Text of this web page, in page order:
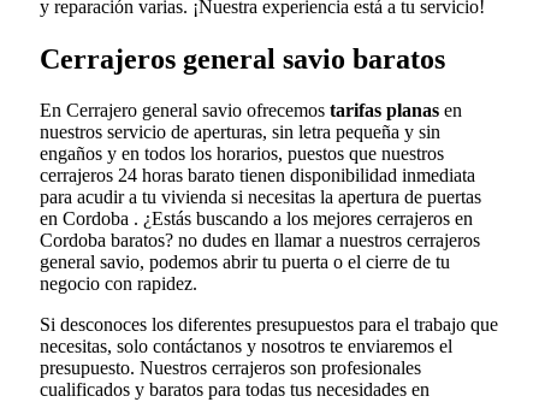
y reparación varias. ¡Nuestra experiencia está a tu servicio!
Cerrajeros general savio baratos
En Cerrajero general savio ofrecemos tarifas planas en
nuestros servicio de aperturas, sin letra pequeña y sin
engaños y en todos los horarios, puestos que nuestros
cerrajeros 24 horas barato tienen disponibilidad inmediata
para acudir a tu vivienda si necesitas la apertura de puertas
en Cordoba . ¿Estás buscando a los mejores cerrajeros en
Cordoba baratos? no dudes en llamar a nuestros cerrajeros
general savio, podemos abrir tu puerta o el cierre de tu
negocio con rapidez.
Si desconoces los diferentes presupuestos para el trabajo que
necesitas, solo contáctanos y nosotros te enviaremos el
presupuesto. Nuestros cerrajeros son profesionales
cualificados y baratos para todas tus necesidades en